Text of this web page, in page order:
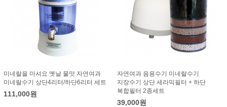
미네랄을 마셔요 옛날 물맛 자연여과
미네랄수기 상단4리터/하단6리터 세트
111,000원
자연여과 음용수기 미네랄수기
지장수기 상단 세라믹필터 + 하단
복합필터 2종세트
39,000원